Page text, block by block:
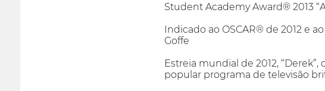
Student Academy Award® 2013
Indicado ao OSCAR® de 2012 e
Goffe
Estreia mundial de 2012,
popular programa de televisão